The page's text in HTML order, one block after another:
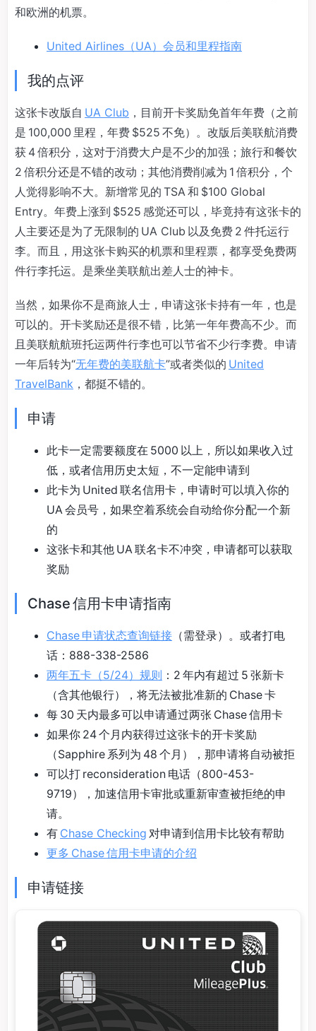
和欧洲的机票。
United Airlines（UA）会员和里程指南
我的点评
这张卡改版自 UA Club ，目前开卡奖励免首年年费（之前
是 100,000 里程，年费 $525 不免）。改版后美联航消费
获 4 倍积分，这对于消费大户是不少的加强；旅行和餐饮
2 倍积分还是不错的改动；其他消费削减为 1 倍积分，个
人觉得影响不大。新增常见的 TSA 和 $100 Global
Entry。年费上涨到 $525 感觉还可以，毕竟持有这张卡的
人主要还是为了无限制的 UA Club 以及免费 2 件托运行
李。而且，用这张卡购买的机票和里程票，都享受免费两
件行李托运。是乘坐美联航出差人士的神卡。
当然，如果你不是商旅人士，申请这张卡持有一年，也是
可以的。开卡奖励还是很不错，比第一年年费高不少。而
且美联航航班托运两件行李也可以节省不少行李费。申请
一年后转为“无年费的美联航卡”或者类似的 United
TravelBank ，都挺不错的。
申请
此卡一定需要额度在 5000 以上，所以如果收入过
低，或者信用历史太短，不一定能申请到
此卡为 United 联名信用卡，申请时可以填入你的
UA 会员号，如果空着系统会自动给你分配一个新
的
这张卡和其他 UA 联名卡不冲突，申请都可以获取
奖励
Chase 信用卡申请指南
Chase 申请状态查询链接 （需登录）。或者打电
话：888-338-2586
两年五卡（5/24）规则 ：2 年内有超过 5 张新卡
（含其他银行），将无法被批准新的 Chase 卡
每 30 天内最多可以申请通过两张 Chase 信用卡
如果你 24 个月内获得过这张卡的开卡奖励
（Sapphire 系列为 48 个月），那申请将自动被拒
可以打 reconsideration 电话（800-453-
9719），加速信用卡审批或重新审查被拒绝的申
请。
有 Chase Checking 对申请到信用卡比较有帮助
更多 Chase 信用卡申请的介绍
申请链接